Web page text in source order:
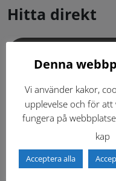
Hitta direkt
Tidigare
Denna
Vi använder kakor,
upplevelse och för
fungera på
kap
Acceptera alla